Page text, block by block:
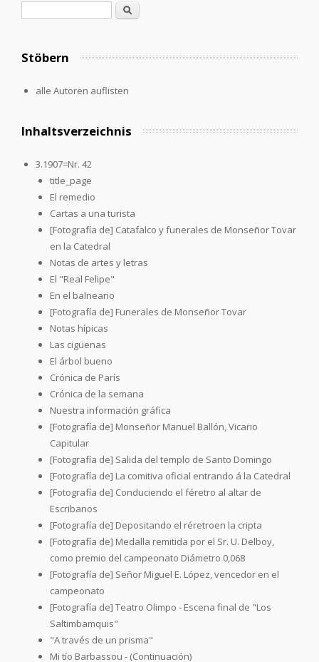
Search
Stöbern
alle Autoren auflisten
Inhaltsverzeichnis
3.1907=Nr. 42
title_page
El remedio
Cartas a una turista
[Fotografía de] Catafalco y funerales de Monseñor Tovar
en la Catedral
Notas de artes y letras
El "Real Felipe"
En el balneario
[Fotografía de] Funerales de Monseñor Tovar
Notas hípicas
Las cigüenas
El árbol bueno
Crónica de París
Crónica de la semana
Nuestra información gráfica
[Fotografía de] Monseñor Manuel Ballón, Vicario
Capitular
[Fotografía de] Salida del templo de Santo Domingo
[Fotografía de] La comitiva oficial entrando á la Catedral
[Fotografía de] Conduciendo el féretro al altar de
Escribanos
[Fotografía de] Depositando el réretroen la cripta
[Fotografía de] Medalla remitida por el Sr. U. Delboy,
como premio del campeonato Diámetro 0,068
[Fotografía de] Señor Miguel E. López, vencedor en el
campeonato
[Fotografía de] Teatro Olimpo - Escena final de "Los
Saltimbamquis"
"A través de un prisma"
Mi tío Barbassou - (Continuación)